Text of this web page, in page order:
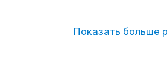
Показать больше